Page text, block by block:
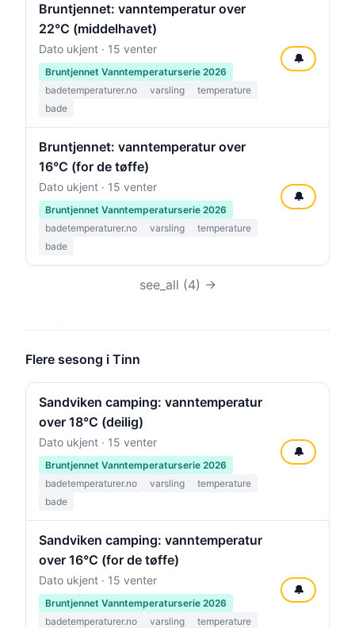
Bruntjennet: vanntemperatur over
22°C (middelhavet)
Dato ukjent · 15 venter
Bruntjennet Vanntemperaturserie 2026
badetemperaturer.no
varsling
temperature
bade
🔔
Bruntjennet: vanntemperatur over
16°C (for de tøffe)
Dato ukjent · 15 venter
Bruntjennet Vanntemperaturserie 2026
badetemperaturer.no
varsling
temperature
bade
🔔
see_all (4) →
Flere sesong i Tinn
Sandviken camping: vanntemperatur
over 18°C (deilig)
Dato ukjent · 15 venter
Bruntjennet Vanntemperaturserie 2026
badetemperaturer.no
varsling
temperature
bade
🔔
Sandviken camping: vanntemperatur
over 16°C (for de tøffe)
Dato ukjent · 15 venter
Bruntjennet Vanntemperaturserie 2026
badetemperaturer.no
varsling
temperature
🔔